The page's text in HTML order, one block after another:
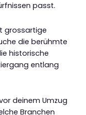
passt.
grossartige
die berühmte
historische
entlang
deinem Umzug
Branchen